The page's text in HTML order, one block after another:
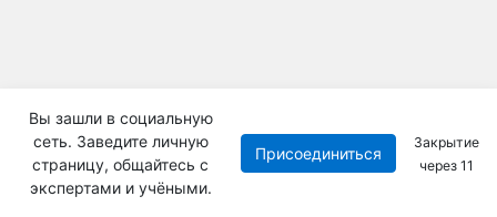
Вы зашли в социальную
сеть. Заведите личную
страницу, общайтесь с
экспертами и учёными.
Присоединиться
Закрытие
через 11